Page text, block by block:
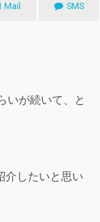
Mail SMS
いが続いて、と
介したいと思い